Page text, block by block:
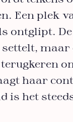
Een plek
ontglipt.
haar
is het